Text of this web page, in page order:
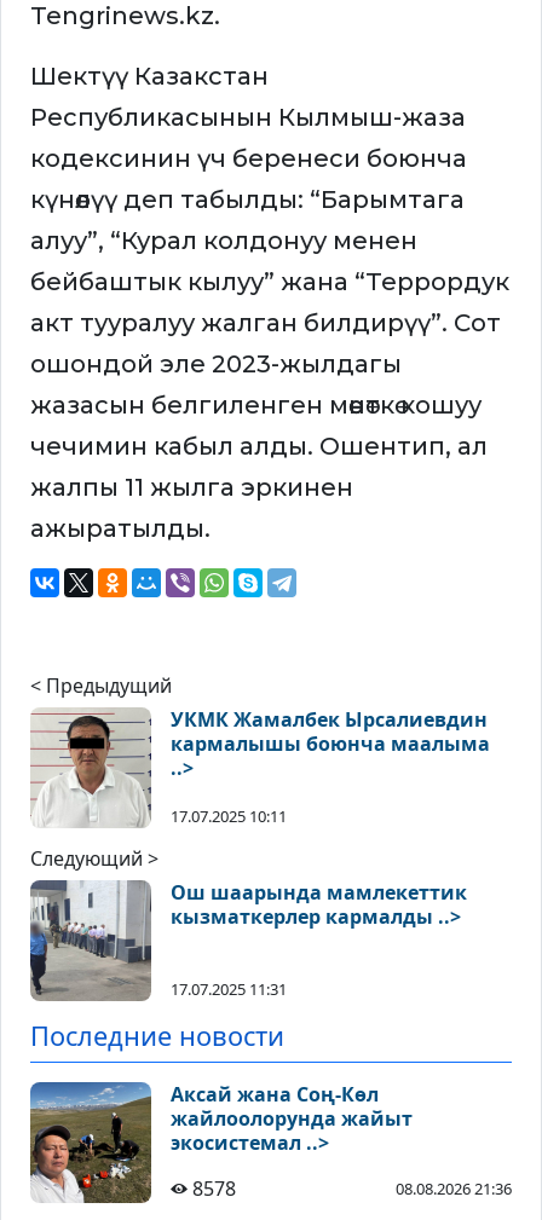
Tengrinews.kz.
Шектүү Казакстан
Республикасынын Кылмыш-жаза
кодексинин үч беренеси боюнча
күнөөлүү деп табылды: “Барымтага
алуу”, “Курал колдонуу менен
бейбаштык кылуу” жана “Террордук
акт тууралуу жалган билдирүү”. Сот
ошондой эле 2023-жылдагы
жазасын белгиленген мөөнөткө кошуу
чечимин кабыл алды. Ошентип, ал
жалпы 11 жылга эркинен
ажыратылды.
< Предыдущий
УКМК Жамалбек Ырсалиевдин
кармалышы боюнча маалыма
..>
17.07.2025 10:11
Следующий >
Ош шаарында мамлекеттик
кызматкерлер кармалды ..>
17.07.2025 11:31
Последние новости
Аксай жана Соң-Көл
жайлоолорунда жайыт
экосистемал ..>
8578
08.08.2026 21:36